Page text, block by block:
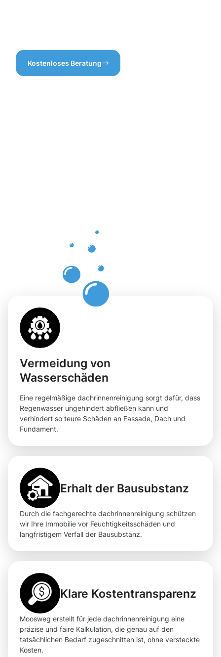
Kostenloses Beratung
Vermeidung von
Wasserschäden
Eine regelmäßige dachrinnenreinigung sorgt dafür, dass
Regenwasser ungehindert abfließen kann und
verhindert so teure Schäden an Fassade, Dach und
Fundament.
Erhalt der Bausubstanz
Durch die fachgerechte dachrinnenreinigung schützen
wir Ihre Immobilie vor Feuchtigkeitsschäden und
langfristigem Verfall der Bausubstanz.
Klare Kostentransparenz
Moosweg erstellt für jede dachrinnenreinigung eine
präzise und faire Kalkulation, die genau auf den
tatsächlichen Bedarf zugeschnitten ist, ohne versteckte
Kosten.